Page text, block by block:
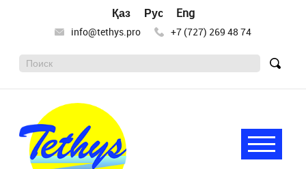
Русский
Қазақ тілі English
info@tethys.pro +7 (727) 269 48 74
Поиск: Найти
Меню